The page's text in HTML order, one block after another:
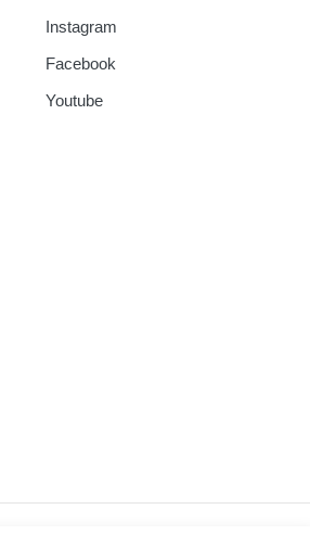
Instagram
Facebook
Youtube